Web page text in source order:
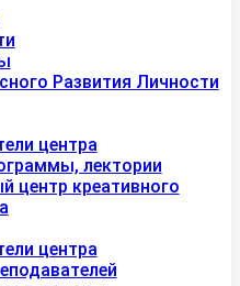
Развития Личности
центра
лектории
центр креативного
центра